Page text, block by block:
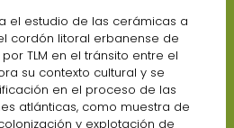
el estudio de las cerámicas a
cordón litoral erbanense de
TLM en el tránsito entre el
su contexto cultural y se
en el proceso de las
atlánticas, como muestra de
y explotación de